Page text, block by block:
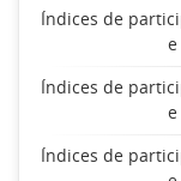
Índices de
Índices de
Índices de